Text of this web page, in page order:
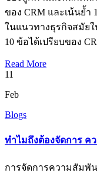
ของ CRM และเน้นย้
ในแนวทางธุรกิจสมัย
10 ข้อได้เปรียบของ
Read More
11
Feb
Blogs
ทำไมถึงต้องจัดการ ค
การจัดการความสัมพั